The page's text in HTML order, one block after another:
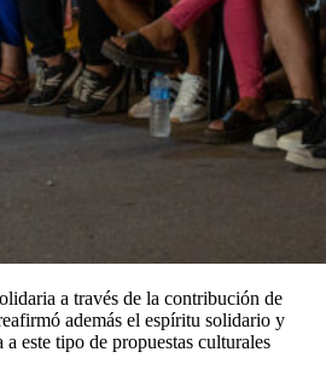
a través de la contribución de
además el espíritu solidario y
este tipo de propuestas culturales